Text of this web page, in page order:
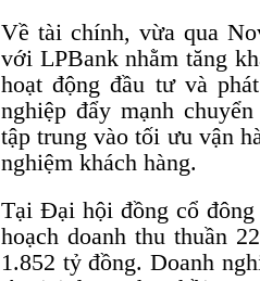
Về tài chính, vừa qua
với LPBank nhằm tăng
hoạt động đầu tư và
nghiệp đẩy mạnh
tập trung vào tối ưu vận
nghiệm khách hàng.
Tại Đại hội đồng cổ
hoạch doanh thu thuần
1.852 tỷ đồng. Doanh